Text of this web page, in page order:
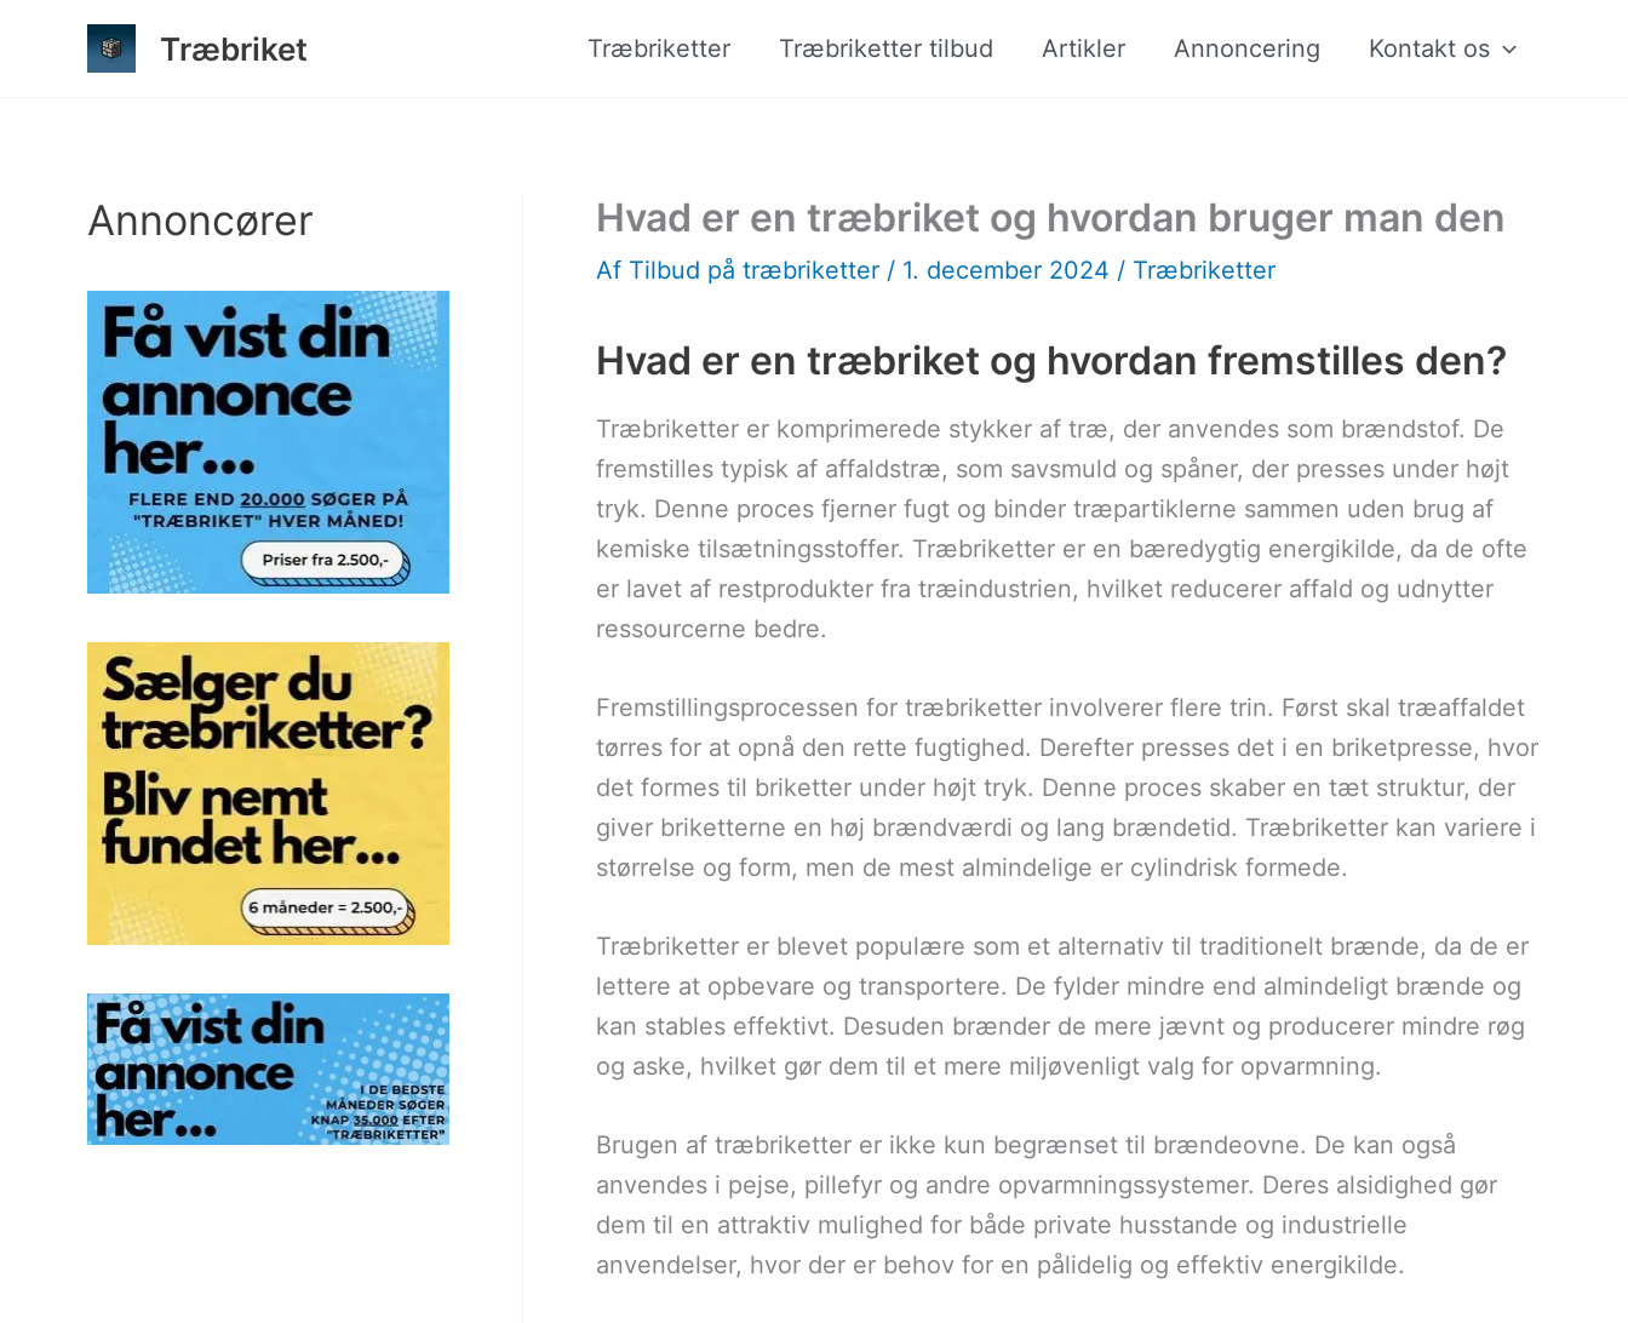
Træbriket Træbriketter Træbriketter tilbud Artikler Annoncering Kontakt os
Annoncører Hvad er en træbriket og hvordan bruger man den
Af Tilbud på træbriketter / 1. december 2024 / Træbriketter
Hvad er en træbriket og hvordan fremstilles den?
Træbriketter er komprimerede stykker af træ, der anvendes som brændstof. De
fremstilles typisk af affaldstræ, som savsmuld og spåner, der presses under højt
tryk. Denne proces fjerner fugt og binder træpartiklerne sammen uden brug af
kemiske tilsætningsstoffer. Træbriketter er en bæredygtig energikilde, da de ofte
er lavet af restprodukter fra træindustrien, hvilket reducerer affald og udnytter
ressourcerne bedre.
Fremstillingsprocessen for træbriketter involverer flere trin. Først skal træaffaldet
tørres for at opnå den rette fugtighed. Derefter presses det i en briketpresse, hvor
det formes til briketter under højt tryk. Denne proces skaber en tæt struktur, der
giver briketterne en høj brændværdi og lang brændetid. Træbriketter kan variere i
størrelse og form, men de mest almindelige er cylindrisk formede.
Træbriketter er blevet populære som et alternativ til traditionelt brænde, da de er
lettere at opbevare og transportere. De fylder mindre end almindeligt brænde og
kan stables effektivt. Desuden brænder de mere jævnt og producerer mindre røg
og aske, hvilket gør dem til et mere miljøvenligt valg for opvarmning.
Brugen af træbriketter er ikke kun begrænset til brændeovne. De kan også
anvendes i pejse, pillefyr og andre opvarmningssystemer. Deres alsidighed gør
dem til en attraktiv mulighed for både private husstande og industrielle
anvendelser, hvor der er behov for en pålidelig og effektiv energikilde.